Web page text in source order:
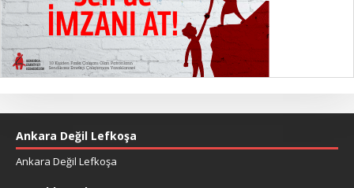
Ankara Değil Lefkoşa
Ankara Değil Lefkoşa